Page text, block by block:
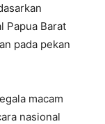
Papua Barat
pada pekan
macam
nasional